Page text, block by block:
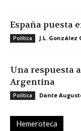
España puesta
Política J.L. González
Una respuesta
Argentina
Política Dante
Hemeroteca